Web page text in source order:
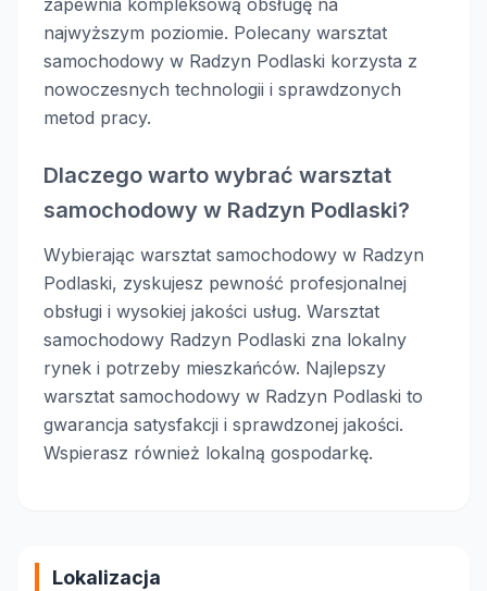
zapewnia kompleksową obsługę na
najwyższym poziomie. Polecany warsztat
samochodowy w Radzyn Podlaski korzysta z
nowoczesnych technologii i sprawdzonych
metod pracy.
Dlaczego warto wybrać warsztat
samochodowy w Radzyn Podlaski?
Wybierając warsztat samochodowy w Radzyn
Podlaski, zyskujesz pewność profesjonalnej
obsługi i wysokiej jakości usług. Warsztat
samochodowy Radzyn Podlaski zna lokalny
rynek i potrzeby mieszkańców. Najlepszy
warsztat samochodowy w Radzyn Podlaski to
gwarancja satysfakcji i sprawdzonej jakości.
Wspierasz również lokalną gospodarkę.
Lokalizacja